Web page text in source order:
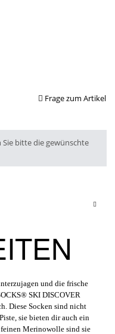
Frage zum Artikel
bitte die gewünschte
und die frische
SKI DISCOVER
Diese Socken sind nicht
sie bieten dir auch ein
Merinowolle sind sie